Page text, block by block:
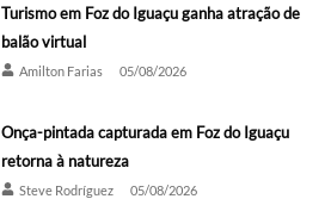
Turismo em Foz do Iguaçu ganha atração de
balão virtual
Amilton Farias 05/08/2026
Onça-pintada capturada em Foz do Iguaçu
retorna à natureza
Steve Rodríguez 05/08/2026